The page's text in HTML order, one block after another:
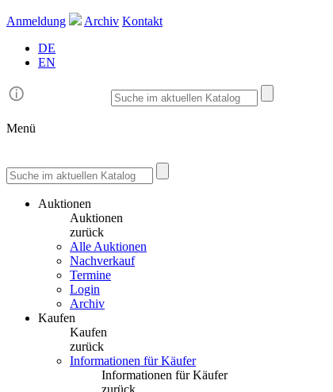
Anmeldung Archiv Kontakt
DE
EN
Menü
Auktionen
Auktionen
zurück
Alle Auktionen
Nachverkauf
Termine
Login
Archiv
Kaufen
Kaufen
zurück
Informationen für Käufer
Informationen für Käufer
zurück